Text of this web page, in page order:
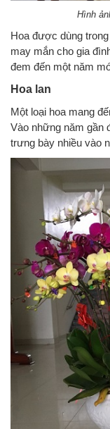
Hình
Hoa được dùng
may mắn cho gia
đem đến một năm
Hoa lan
Một loại hoa mang
Vào những năm gần
trưng bày nhiều vào